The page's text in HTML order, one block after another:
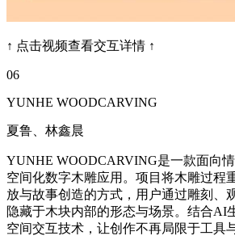
↑ 点击视频查看交互详情 ↑
06
YUNHE WOODCARVING
夏鲁、林鑫晨
YUNHE WOODCARVING是一款面向
空间化数字木雕应用。项目将木雕过程
放与故事创造的方式，用户通过雕刻、
隐藏于木块内部的形态与场景。结合AI
空间交互技术，让创作不再局限于工具